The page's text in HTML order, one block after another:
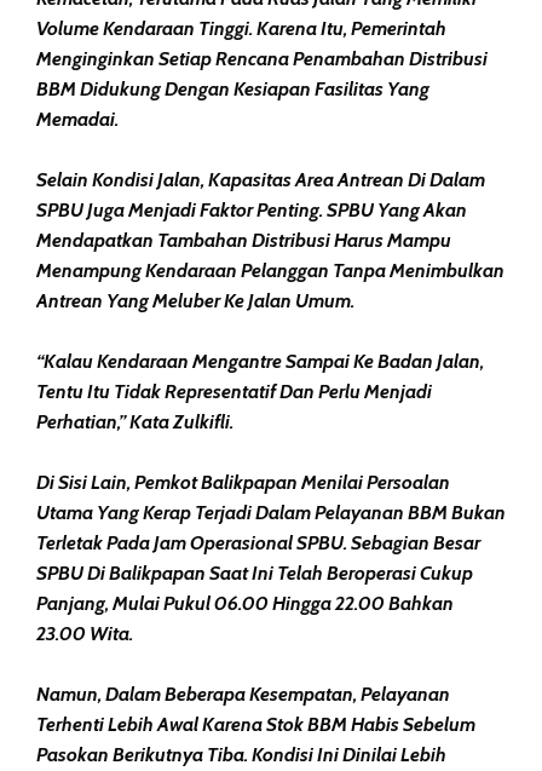
Volume Kendaraan Tinggi. Karena Itu, Pemerintah
Menginginkan Setiap Rencana Penambahan Distribusi
BBM Didukung Dengan Kesiapan Fasilitas Yang
Memadai.
Selain Kondisi Jalan, Kapasitas Area Antrean Di Dalam
SPBU Juga Menjadi Faktor Penting. SPBU Yang Akan
Mendapatkan Tambahan Distribusi Harus Mampu
Menampung Kendaraan Pelanggan Tanpa Menimbulkan
Antrean Yang Meluber Ke Jalan Umum.
“Kalau Kendaraan Mengantre Sampai Ke Badan Jalan,
Tentu Itu Tidak Representatif Dan Perlu Menjadi
Perhatian,” Kata Zulkifli.
Di Sisi Lain, Pemkot Balikpapan Menilai Persoalan
Utama Yang Kerap Terjadi Dalam Pelayanan BBM Bukan
Terletak Pada Jam Operasional SPBU. Sebagian Besar
SPBU Di Balikpapan Saat Ini Telah Beroperasi Cukup
Panjang, Mulai Pukul 06.00 Hingga 22.00 Bahkan
23.00 Wita.
Namun, Dalam Beberapa Kesempatan, Pelayanan
Terhenti Lebih Awal Karena Stok BBM Habis Sebelum
Pasokan Berikutnya Tiba. Kondisi Ini Dinilai Lebih